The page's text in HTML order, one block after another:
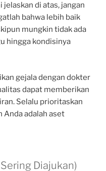
di atas, jangan
bahwa lebih baik
mungkin tidak ada
hingga kondisinya
gejala dengan dokter
dapat memberikan
Selalu prioritaskan
Anda adalah aset
Diajukan)